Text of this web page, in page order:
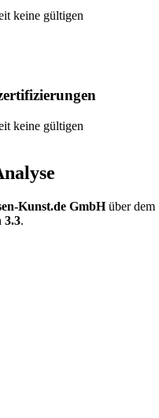
keine gültigen
keine gültigen
Kunst.de GmbH überdem
3.3.